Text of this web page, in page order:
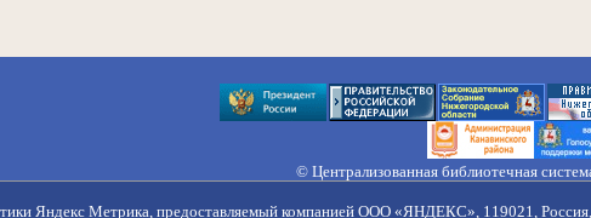
© Централизованная библиотечная
Правила
Яндекс Метрика, предоставляемый компанией ООО «ЯНДЕКС», 119021,